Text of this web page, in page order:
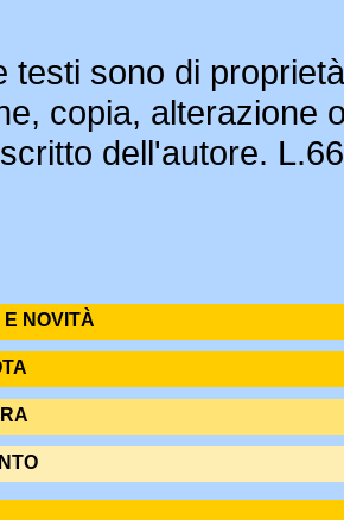
testi sono di
copia, alterazione
dell'autore.
E NOVITÀ